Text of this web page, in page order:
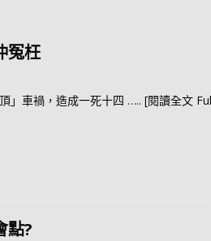
冤枉
」車禍，造成一死十四 ….. [閱讀全文
點?